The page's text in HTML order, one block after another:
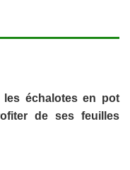
les échalotes en pot
de ses feuilles